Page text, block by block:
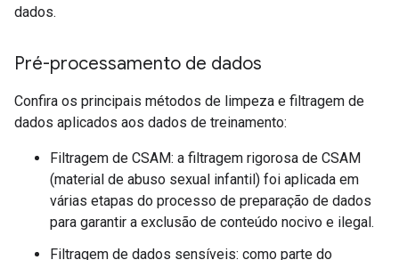
dados.
Pré-processamento de dados
Confira os principais métodos de limpeza e filtragem de
dados aplicados aos dados de treinamento:
Filtragem de CSAM: a filtragem rigorosa de CSAM
(material de abuso sexual infantil) foi aplicada em
várias etapas do processo de preparação de dados
para garantir a exclusão de conteúdo nocivo e ilegal.
Filtragem de dados sensíveis: como parte do